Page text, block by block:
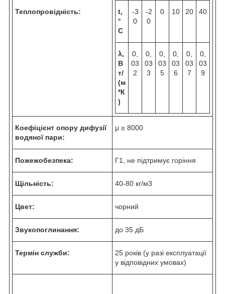
Теплопровідність:
t,
°
C
-3
0
-2
0
0 10 20 40
λ,
В
т/
(м
*К
)
0,
03
2
0,
03
3
0,
03
5
0,
03
6
0,
03
7
0,
03
9
Коефіцієнт опору дифузії
водяної пари:
μ ≥ 8000
Пожежобезпека: Г1, не підтримує горіння
Щільність: 40-80 кг/м3
Цвет: чорний
Звукопоглинання: до 35 дБ
Термін служби:
25 років (у разі експлуатації
у відповідних умовах)